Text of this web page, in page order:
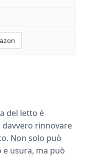
del letto è
davvero rinnovare
Non solo può
usura, ma può